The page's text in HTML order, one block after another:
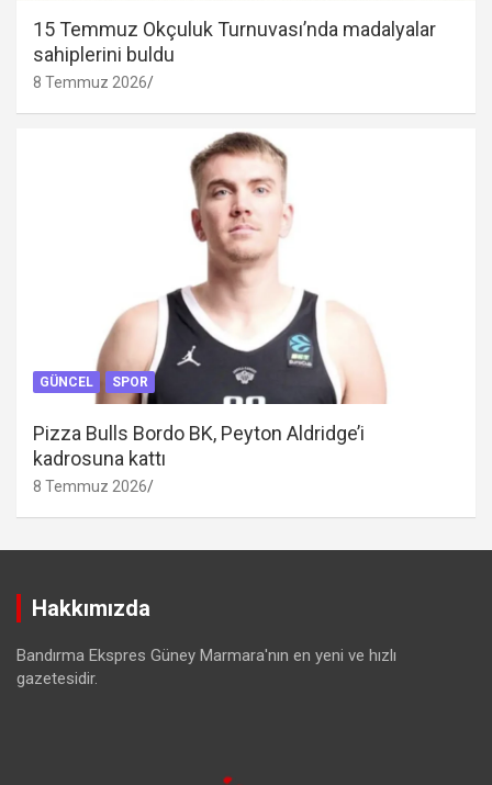
15 Temmuz Okçuluk Turnuvası’nda madalyalar
sahiplerini buldu
8 Temmuz 2026
GÜNCEL SPOR
Pizza Bulls Bordo BK, Peyton Aldridge’i
kadrosuna kattı
8 Temmuz 2026
Hakkımızda
Bandırma Ekspres Güney Marmara'nın en yeni ve hızlı
gazetesidir.